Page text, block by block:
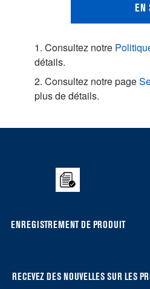
EN
1. Consultez notre
détails.
2. Consultez notre page
plus de détails.
youENREGISTREMENT DE PRODUIT
RECEVEZ DES NOUVELLES SUR LES